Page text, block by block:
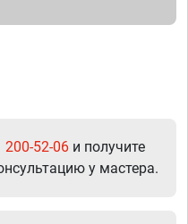
200-52-06 и получите
у мастера.